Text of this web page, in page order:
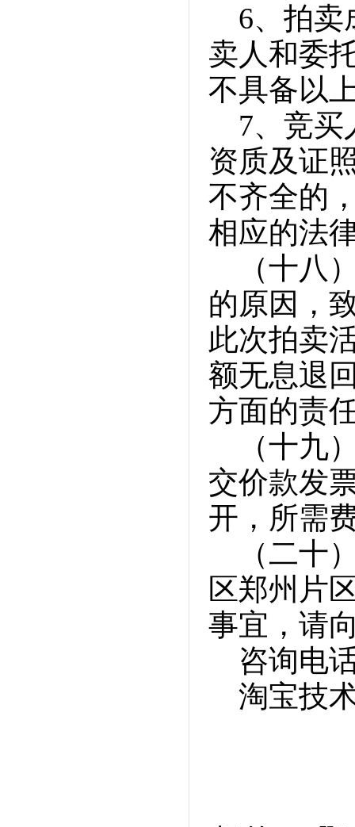
6、拍卖
卖人和委
不具备以
7、竞
资质及证
不齐全的
相应的法
（十八
的原因，
此次拍卖
额无息退
方面的责
（十九
交价款发
开，所需
（二十
区郑州片
事宜，请
咨询电
淘宝技